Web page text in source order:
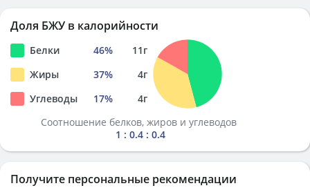
Доля БЖУ в калорийности
Белки 46% 11г
Жиры
37% 4г
Углеводы
17% 4г
Соотношение белков, жиров и углеводов
1 : 0.4 : 0.4
Получите персональные рекомендации